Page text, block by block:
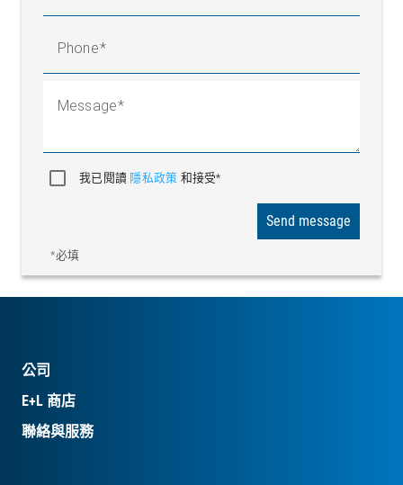
Phone
Message
我已閱讀 隱私政策 和接受*
*必填
Send message
公司
E+L 商店
聯絡與服務